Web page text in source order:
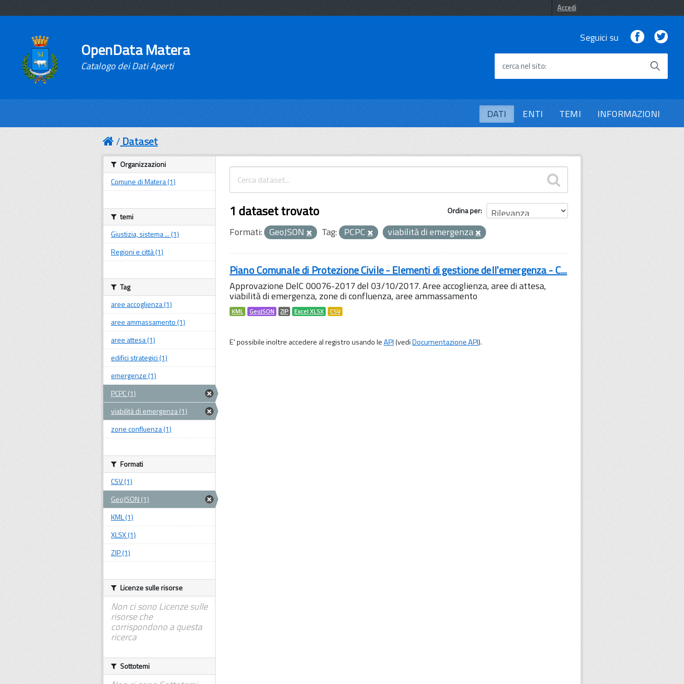
Accedi
OpenData Matera
Catalogo dei Dati Aperti
Seguici su Facebook
cerca nel sito
DATI ENTI TEMI INFORMAZIONI
Dataset
Ordina per
1 dataset trovato
Formati: GeoJSON Tag: PCPC viabilità di emergenza
Piano Comunale di Protezione Civile - Elementi di gestione dell'emergenza - C...
Approvazione DelC 00076-2017 del 03/10/2017. Aree accoglienza, aree di attesa,
viabilità di emergenza, zone di confluenza, aree ammassamento
KML GeoJSON ZIP Excel XLSX CSV
E' possibile inoltre accedere al registro usando leAPI(vediDocumentazione API).
Organizzazioni
Comune di Matera (1)
temi
Giustizia, sistema ... (1)
Regioni e città (1)
Tag
aree accoglienza (1)
aree ammassamento (1)
aree attesa (1)
edifici strategici (1)
emergenze (1)
PCPC (1)
viabilità di emergenza (1)
zone confluenza (1)
Formati
CSV (1)
GeoJSON (1)
KML (1)
XLSX (1)
ZIP (1)
Licenze sulle risorse
Non ci sono Licenze sulle
risorse che
corrispondono a questa
ricerca
Sottotemi